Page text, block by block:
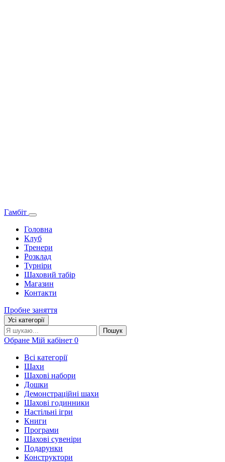
Гамбіт
Головна
Клуб
Тренери
Розклад
Турніри
Шаховий табір
Магазин
Контакти
Пробне заняття
Усі категорії
Пошук: Пошук
Обране Мій кабінет 0
Всі категорії
Шахи
Шахові набори
Дошки
Демонстраційні шахи
Шахові годинники
Настільні ігри
Книги
Програми
Шахові сувеніри
Подарунки
Конструктори